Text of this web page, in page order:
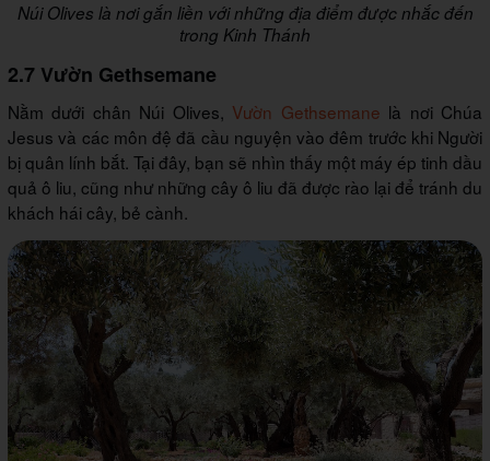
Núi Olives là nơi gắn liền với những địa điểm được nhắc đến
trong Kinh Thánh
2.7 Vườn Gethsemane
Nằm dưới chân Núi Olives, Vườn Gethsemane là nơi Chúa
Jesus và các môn đệ đã cầu nguyện vào đêm trước khi Người
bị quân lính bắt. Tại đây, bạn sẽ nhìn thấy một máy ép tinh dầu
quả ô liu, cũng như những cây ô liu đã được rào lại để tránh du
khách hái cây, bẻ cành.